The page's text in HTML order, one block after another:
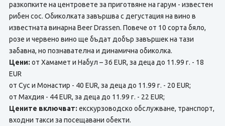
разкопките на центровете за приготвяне на гарум - известен
рибен сос. Обиколката завършва с дегустация на вино в
известната винарна Beer Drassen. Повече от 10 сорта бяло,
розе и червено вино ще бъдат добър завършек на тази
забавна, но познавателна и динамична обиколка.
Цени: от Хамамет и Набул – 36 EUR, за деца до 11.99 г. - 18
EUR
от Сус и Монастир - 40 EUR, за деца до 11.99 г. - 20 EUR;
от Махдия - 44 EUR, за деца до 11.99 г. - 22 EUR;
Цените включват: екскурзоводско обслужване, транспорт,
входни такси за посещавани обекти.